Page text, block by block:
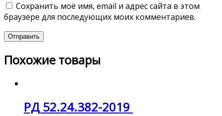
Сохранить моё имя, email и адрес сайта в этом
браузере для последующих моих комментариев.
Похожие товары
РД 52.24.382-2019